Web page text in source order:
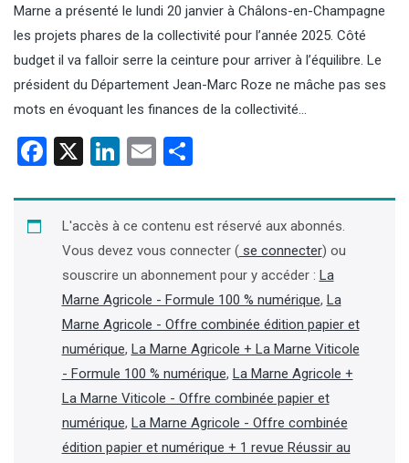
Marne a présenté le lundi 20 janvier à Châlons-en-Champagne
les projets phares de la collectivité pour l’année 2025. Côté
budget il va falloir serre la ceinture pour arriver à l’équilibre. Le
président du Département Jean-Marc Roze ne mâche pas ses
mots en évoquant les finances de la collectivité…
Facebook
X LinkedIn
Email
L'accès à ce contenu est réservé aux abonnés.
Vous devez vous connecter (se connecter) ou
souscrire un abonnement pour y accéder : La
Marne Agricole - Formule 100 % numérique, La
Marne Agricole - Offre combinée édition papier et
numérique, La Marne Agricole + La Marne Viticole
- Formule 100 % numérique, La Marne Agricole +
La Marne Viticole - Offre combinée papier et
numérique, La Marne Agricole - Offre combinée
édition papier et numérique + 1 revue Réussir au